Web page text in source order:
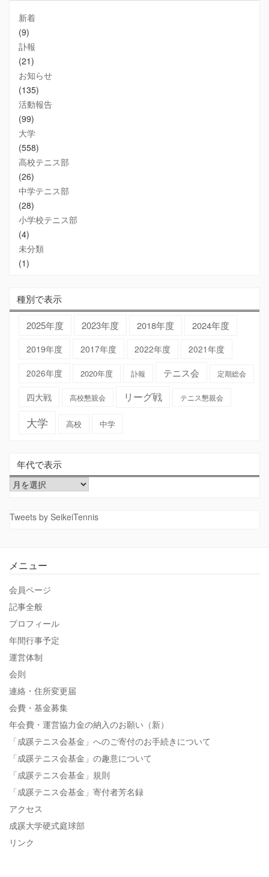
新着
(9)
訃報
(21)
お知らせ
(135)
活動報告
(99)
大学
(558)
高校テニス部
(26)
中学テニス部
(28)
小学校テニス部
(4)
未分類
(1)
種別で表示
2025年度 2023年度 2018年度 2024年度
2019年度 2017年度 2022年度
2021年度
2026年度
2020年度 訃報 テニス会 定期総会
四大戦 高校懇親会 リーグ戦 テニス懇親会
大学 高校 中学
年代で表示
年
代
表
Tweets by SeikeiTennis
メニュー
会員ページ
記事全般
プロフィール
年間行事予定
運営体制
会則
連絡・住所変更届
会費・基金募集
年会費・運営協力金の納入のお願い（新）
「成蹊テニス会基金」へのご寄付のお手続きについて
「成蹊テニス会基金」の趣意について
「成蹊テニス会基金」規則
「成蹊テニス会基金」寄付者芳名録
アクセス
成蹊大学硬式庭球部
リンク